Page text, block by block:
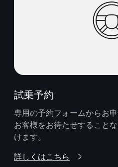
試乗予約
専用の予約フォームからお
お客様をお待たせすること
けます。
詳しくはこちら